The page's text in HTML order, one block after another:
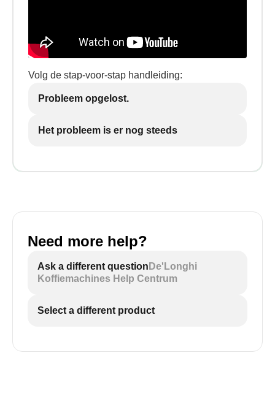
Volg de stap-voor-stap handleiding:
Probleem opgelost.
Het probleem is er nog steeds
Need more help?
Ask a different question De'Longhi
Koffiemachines Help Centrum
Select a different product